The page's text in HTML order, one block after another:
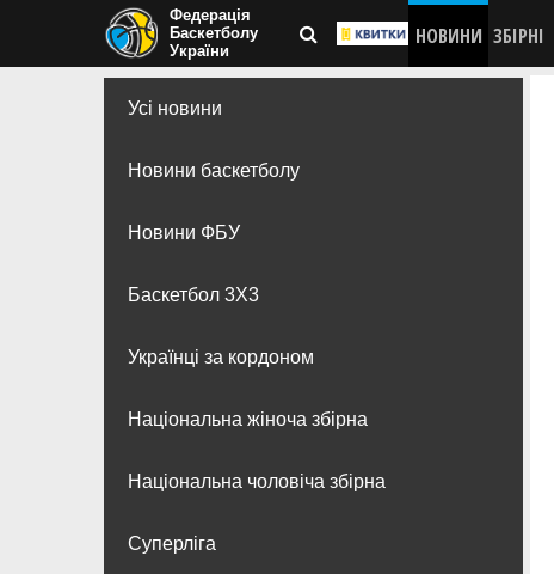
Федерація
Баскетболу
України
НОВИНИ ЗБІРНІ
Усі новини
Новини баскетболу
Новини ФБУ
Баскетбол 3Х3
Українці за кордоном
Національна жіноча збірна
Національна чоловіча збірна
Суперліга